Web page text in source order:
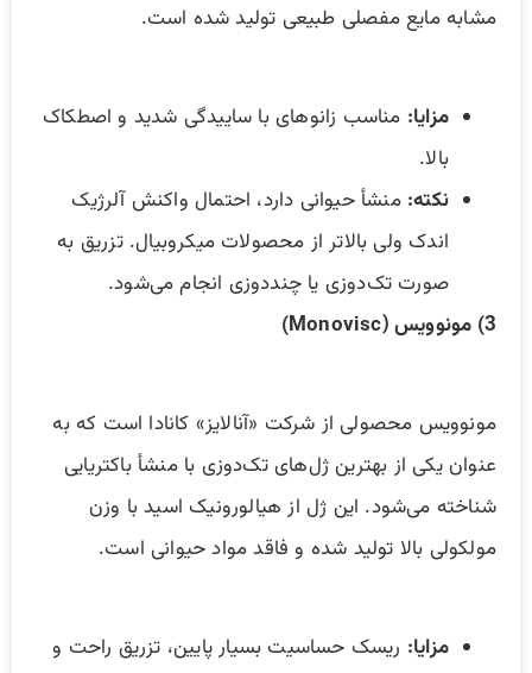
مشابه مایع مفصلی طبیعی تولید شده است.
مزایا: مناسب زانوهای با ساییدگی شدید و اصطکاک
بالا.
نکته: منشأ حیوانی دارد، احتمال واکنش آلرژیک
اندک ولی بالاتر از محصولات میکروبیال. تزریق به
صورت تک‌دوزی یا چنددوزی انجام می‌شود.
3) مونوویس (Monovisc)
مونوویس محصولی از شرکت «آنالایز» کانادا است که به
عنوان یکی از بهترین ژل‌های تک‌دوزی با منشأ باکتریایی
شناخته می‌شود. این ژل از هیالورونیک اسید با وزن
مولکولی بالا تولید شده و فاقد مواد حیوانی است.
مزایا: ریسک حساسیت بسیار پایین، تزریق راحت و